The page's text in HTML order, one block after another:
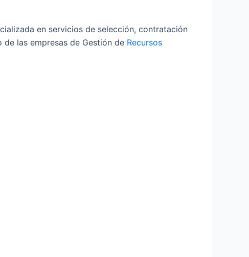
en servicios de selección, contratación
las empresas de Gestión de Recursos